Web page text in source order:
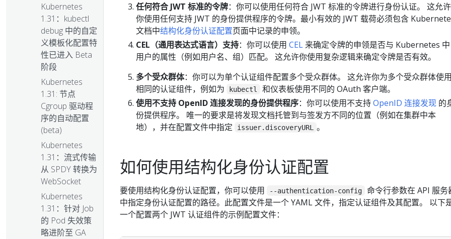
Kubernetes
1.31：kubectl
debug 中的自定
义模板化配置特
性已进入 Beta
阶段
Kubernetes
1.31: 节点
Cgroup 驱动程
序的自动配置
(beta)
Kubernetes
1.31：流式传输
从 SPDY 转换为
WebSocket
Kubernetes
1.31：针对 Job
的 Pod 失效策
略进阶至 GA
任何符合 JWT 标准的令牌：你可以使用任何符合 JWT 标准的令牌进行身份认证。 这允许
你使用任何支持 JWT 的身份提供程序的令牌。最小有效的 JWT 载荷必须包含
文档中结构化身份认证配置页面中记录的申领。
CEL（通用表达式语言）支持：你可以使用 CEL 来确定令牌的申领是否与 Kubernetes 中
用户的属性（例如用户名、组）匹配。 这允许你使用复杂逻辑来确定令牌是否有效。
多个受众群体：你可以为单个认证组件配置多个受众群体。 这允许你为多个受众群体使
相同的认证组件，例如为
kubectl
和仪表板使用不同的 OAuth 客户端。
使用不支持 OpenID 连接发现的身份提供程序：你可以使用不支持OpenID 连接发现 的
份提供程序。 唯一的要求是将发现文档托管到与签发方不同的位置（例如在集群中本
地），并在配置文件中指定
issuer.discoveryURL 。
如何使用结构化身份认证配置
要使用结构化身份认证配置，你可以使用 --authentication-config
命令行参数在 API 服务
中指定身份认证配置的路径。此配置文件是一个 YAML 文件，指定认证组件及其配置。 以下
一个配置两个 JWT 认证组件的示例配置文件：